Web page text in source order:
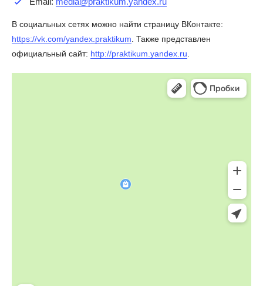
В социальных сетях можно найти страницу ВКонтакте:
https://vk.com/yandex.praktikum . Также представлен
официальный сайт: http://praktikum.yandex.ru